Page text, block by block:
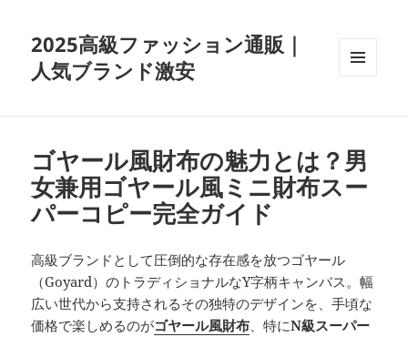
2025高級ファッション通販｜
人気ブランド激安
ゴヤール風財布の魅力とは？男
女兼用ゴヤール風ミニ財布スー
パーコピー完全ガイド
高級ブランドとして圧倒的な存在感を放つゴヤール
（Goyard）のトラディショナルなY字柄キャンバス。幅
広い世代から支持されるその独特のデザインを、手頃な
価格で楽しめるのがゴヤール風財布、特にN級スーパー